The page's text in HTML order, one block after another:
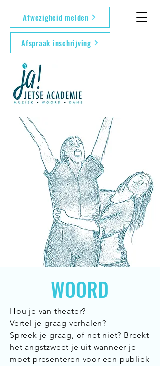
Afwezigheid melden
Afspraak inschrijving
WOORD
Hou je van theater?
Vertel je graag verhalen?
Spreek je graag, of net niet? Breekt
het angstzweet je uit wanneer je
moet presenteren voor een publiek